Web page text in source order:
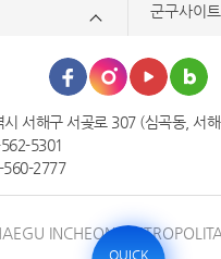
QUICK
군구사이트
서해구 서곶로 307 (심곡동, 서
5301
560-2777
INCHEON